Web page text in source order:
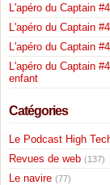
L'apéro du Captain
L'apéro du Captain
L'apéro du Captain
L'apéro du Captain
enfant
Catégories
Le Podcast High
Revues de web (137)
Le navire (77)